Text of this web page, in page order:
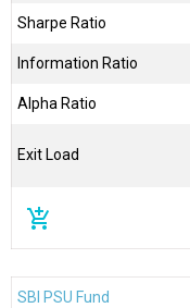
Sharpe Ratio
Information Ratio
Alpha Ratio
Exit Load
add_shopping_cart
SBI PSU Fund